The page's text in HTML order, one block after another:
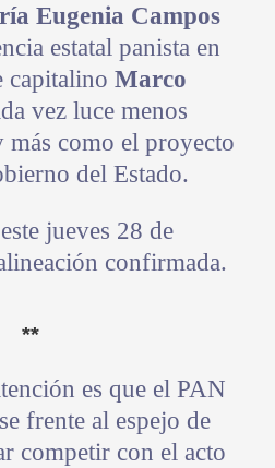
Eugenia Campos
estatal panista en
capitalino Marco
vez luce menos
más como el proyecto
del Estado.
jueves 28 de
confirmada.
**
es que el PAN
frente al espejo de
competir con el acto